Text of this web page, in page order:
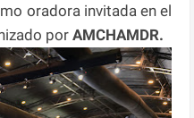
oradora invitada en el
porAMCHAMDR.